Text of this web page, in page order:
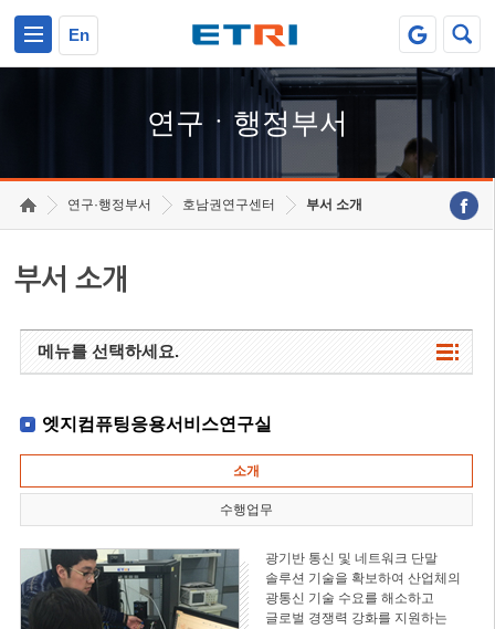
En
연구ㆍ행정부서
연구·행정부서 호남권연구센터 부서 소개
부서 소개
메뉴를 선택하세요.
엣지컴퓨팅응용서비스연구실
소개
수행업무
광기반 통신 및 네트워크 단말
솔루션 기술을 확보하여 산업체의
광통신 기술 수요를 해소하고
글로벌 경쟁력 강화를 지원하는